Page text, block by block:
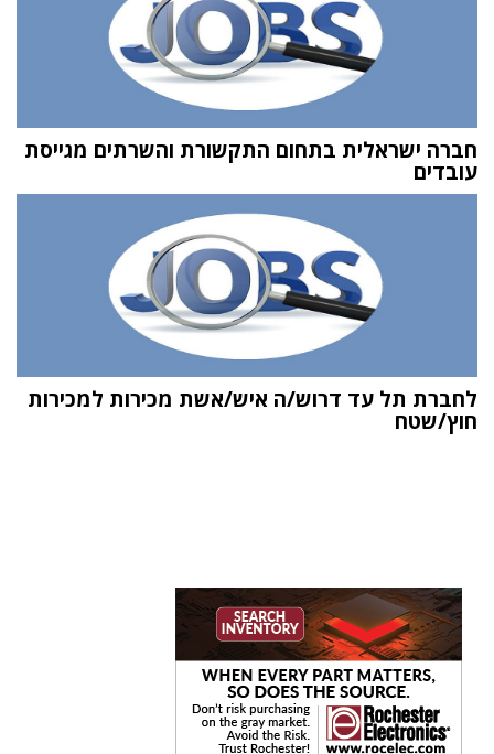
חברה ישראלית בתחום התקשורת והשרתים מגייסת
עובדים
לחברת תל עד דרוש/ה איש/אשת מכירות למכירות
חוץ/שטח